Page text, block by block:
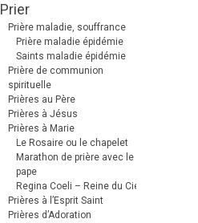
Prier
Prière maladie, souffrance
Prière maladie épidémie
Saints maladie épidémie
Prière de communion
spirituelle
Prières au Père
Prières à Jésus
Prières à Marie
Le Rosaire ou le chapelet
Marathon de prière avec le
pape
Regina Coeli – Reine du Ciel
Prières à l’Esprit Saint
Prières d’Adoration